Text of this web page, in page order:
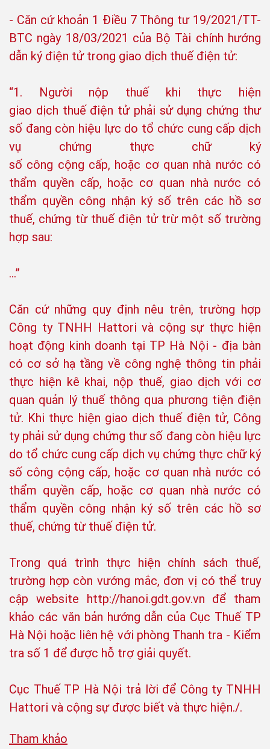
- Căn cứ khoản 1 Điều 7 Thông tư 19/2021/TT-
BTC ngày 18/03/2021 của Bộ Tài chính hướng
dẫn ký điện tử trong giao dịch thuế điện tử:
“1. Người nộp thuế khi thực hiện
giao dịch thuế điện tử phải sử dụng chứng thư
số đang còn hiệu lực do tổ chức cung cấp dịch
vụ chứng thực chữ ký
số công cộng cấp, hoặc cơ quan nhà nước có
thẩm quyền cấp, hoặc cơ quan nhà nước có
thẩm quyền công nhận ký số trên các hồ sơ
thuế, chứng từ thuế điện tử trừ một số trường
hợp sau:
…”
Căn cứ những quy định nêu trên, trường hợp
Công ty TNHH Hattori và cộng sự thực hiện
hoạt động kinh doanh tại TP Hà Nội - địa bàn
có cơ sở hạ tầng về công nghệ thông tin phải
thực hiện kê khai, nộp thuế, giao dịch với cơ
quan quản lý thuế thông qua phương tiện điện
tử. Khi thực hiện giao dịch thuế điện tử, Công
ty phải sử dụng chứng thư số đang còn hiệu lực
do tổ chức cung cấp dịch vụ chứng thực chữ ký
số công cộng cấp, hoặc cơ quan nhà nước có
thẩm quyền cấp, hoặc cơ quan nhà nước có
thẩm quyền công nhận ký số trên các hồ sơ
thuế, chứng từ thuế điện tử.
Trong quá trình thực hiện chính sách thuế,
trường hợp còn vướng mắc, đơn vị có thể truy
cập website http://hanoi.gdt.gov.vn để tham
khảo các văn bản hướng dẫn của Cục Thuế TP
Hà Nội hoặc liên hệ với phòng Thanh tra - Kiểm
tra số 1 để được hỗ trợ giải quyết.
Cục Thuế TP Hà Nội trả lời để Công ty TNHH
Hattori và cộng sự được biết và thực hiện./.
Tham khảo